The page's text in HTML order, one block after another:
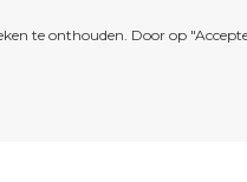
te onthouden. Door op